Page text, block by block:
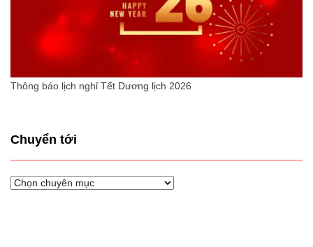
Thông báo lịch nghỉ Tết Dương lịch 2026
Chuyển tới
Chuyển